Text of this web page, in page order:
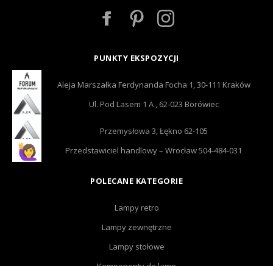
PUNKTY EKSPOZYCJI
Aleja Marszałka Ferdynanda Focha 1, 30-111 Kraków
Ul. Pod Lasem 1 A , 62-023 Borówiec
Przemysłowa 3, Łękno 62-105
Przedstawiciel handlowy – Wrocław 504-484-031
POLECANE KATEGORIE
Lampy retro
Lampy zewnętrzne
Lampy stołowe